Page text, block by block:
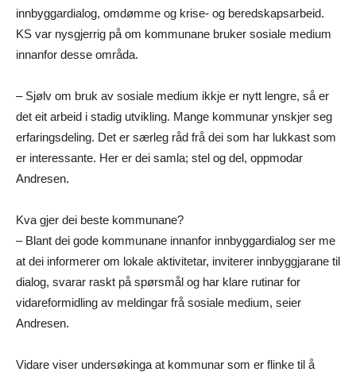
innbyggardialog, omdømme og krise- og beredskapsarbeid.
KS var nysgjerrig på om kommunane bruker sosiale medium
innanfor desse områda.
– Sjølv om bruk av sosiale medium ikkje er nytt lengre, så er
det eit arbeid i stadig utvikling. Mange kommunar ynskjer seg
erfaringsdeling. Det er særleg råd frå dei som har lukkast som
er interessante. Her er dei samla; stel og del, oppmodar
Andresen.
Kva gjer dei beste kommunane?
– Blant dei gode kommunane innanfor innbyggardialog ser me
at dei informerer om lokale aktivitetar, inviterer innbyggjarane til
dialog, svarar raskt på spørsmål og har klare rutinar for
vidareformidling av meldingar frå sosiale medium, seier
Andresen.
Vidare viser undersøkinga at kommunar som er flinke til å